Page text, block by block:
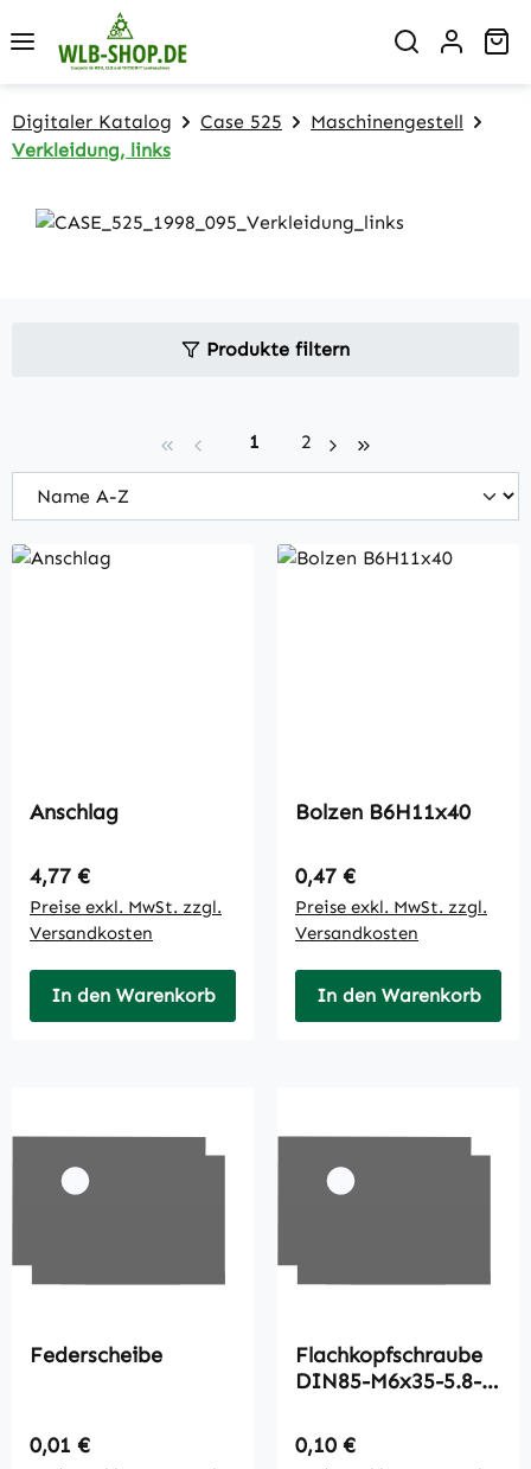
Zum Hauptinhalt springen
Digitaler Katalog Case 525
Maschinengestell
Verkleidung, links
Produkte filtern
Seite
1 Seite
2
Anschlag
Regulärer Preis:
4,77 €
Preise exkl. MwSt. zzgl.
Versandkosten
In den Warenkorb
Bolzen B6H11x40
Regulärer Preis:
0,47 €
Preise exkl. MwSt. zzgl.
Versandkosten
In den Warenkorb
Federscheibe
Regulärer Preis:
0,01 €
Flachkopfschraube
DIN85-M6x35-5.8-
Regulärer Preis:
0,10 €